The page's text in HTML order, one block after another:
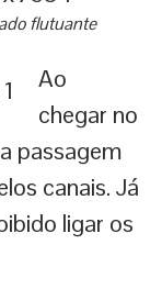
flutuante
Ao
chegar no
passagem
canais. Já
ligar os